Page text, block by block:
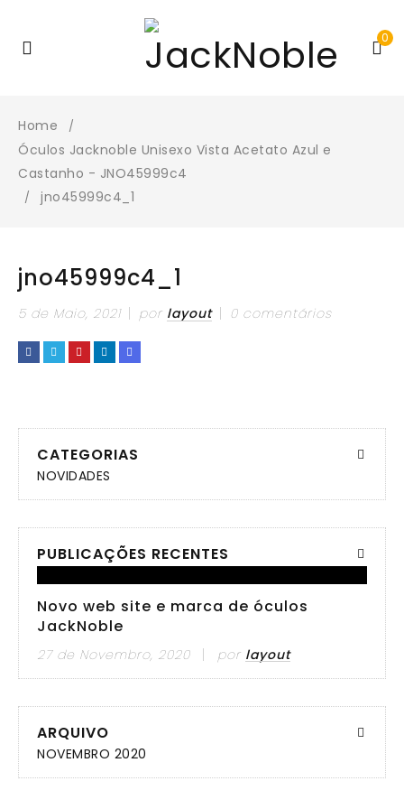
0
Home /
Óculos Jacknoble Unisexo Vista Acetato Azul e
Castanho - JNO45999c4
/ jno45999c4_1
jno45999c4_1
5 de Maio, 2021 por layout 0 comentários
CATEGORIAS
NOVIDADES
PUBLICAÇÕES RECENTES
Novo web site e marca de óculos
JackNoble
27 de Novembro, 2020 por layout
ARQUIVO
NOVEMBRO 2020